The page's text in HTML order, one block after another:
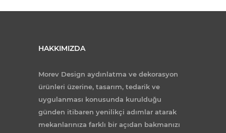
HAKKIMIZDA
Morev Design aydınlatma ve dekorasyon
ürünleri üzerine, tasarım, tedarik ve
uygulanması konusunda kurulduğu
günden itibaren yenilikçi adımlar atarak
mekanlarınıza farklı bir açıdan bakmanızı